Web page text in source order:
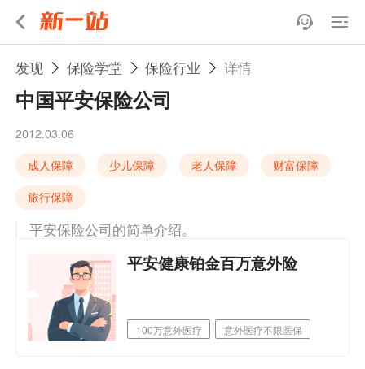
发现 保险学堂 保险行业 详情
中国平安保险公司
2012.03.06
成人保障
少儿保障 老人保障
财富保障
旅行保障
平安保险公司的简单介绍。
平安健康铂金百万意外险
100万意外医疗
意外医疗不限医保